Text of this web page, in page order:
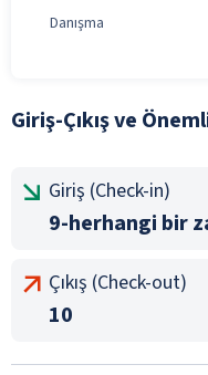
Danışma
Giriş-Çıkış ve
Giriş (Check-in)
9-herhangi bir
Çıkış (Check-out)
10